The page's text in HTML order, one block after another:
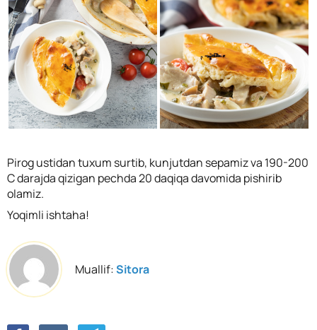
Pirog ustidan tuxum surtib, kunjutdan sepamiz va 190-200
C darajda qizigan pechda 20 daqiqa davomida pishirib
olamiz.
Yoqimli ishtaha!
Muallif:Sitora